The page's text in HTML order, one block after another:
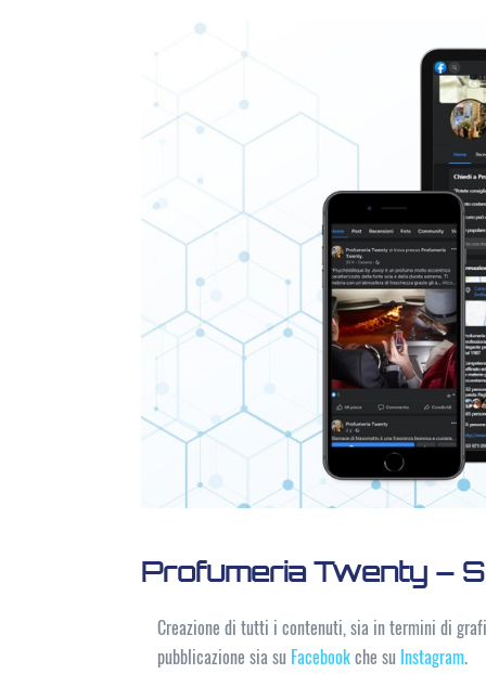
Profumeria Twenty –
Creazione di tutti i contenuti, sia in termini di
pubblicazione sia su Facebookche su Instagram.